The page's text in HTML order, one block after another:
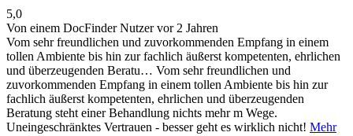
5,0
Von einem DocFinder Nutzervor 2 Jahren
Vom sehr freundlichen und zuvorkommenden Empfang in einem
tollen Ambiente bis hin zur fachlich äußerst kompetenten, ehrlichen
und überzeugenden Beratu… Vom sehr freundlichen und
zuvorkommenden Empfang in einem tollen Ambiente bis hin zur
fachlich äußerst kompetenten, ehrlichen und überzeugenden
Beratung steht einer Behandlung nichts mehr m Wege.
Uneingeschränktes Vertrauen - besser geht es wirklich nicht! Mehr